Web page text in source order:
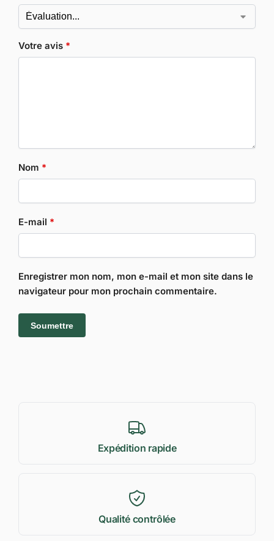
Votre avis *
Nom *
E-mail *
Enregistrer mon nom, mon e-mail et mon site dans le
navigateur pour mon prochain commentaire.
Expédition rapide
Qualité contrôlée